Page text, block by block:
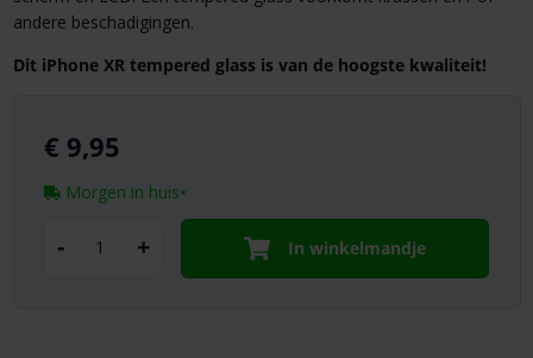
andere beschadigingen.
Dit iPhone XR tempered glass is van de hoogste kwaliteit!
€ 9,95
Morgen in huis*
- + In winkelmandje